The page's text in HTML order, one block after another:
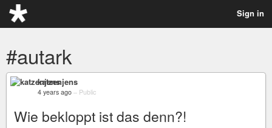
Sign in
#autark
katzenjens
4 years ago – Public
Wie bekloppt ist das denn?!